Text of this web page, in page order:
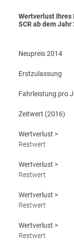
Wertverlust Ihres
SCR ab dem Jahr
Neupreis2014
Erstzulassung
Fahrleistung pro
Zeitwert (2016)
Wertverlust >
Restwert
Wertverlust >
Restwert
Wertverlust >
Restwert
Wertverlust >
Restwert